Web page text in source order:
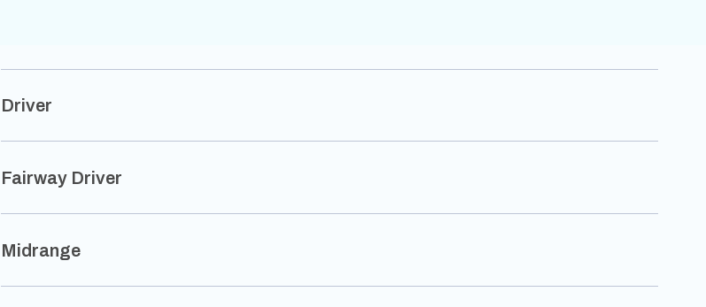
Driver
Fairway Driver
Midrange